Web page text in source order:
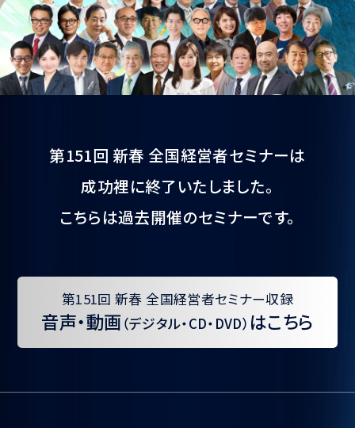
第151回 新春 全国経営者セミナーは
成功裡に終了いたしました。
こちらは過去開催のセミナーです。
第151回 新春 全国経営者セミナー収録
音声・動画（デジタル・CD・DVD） はこちら